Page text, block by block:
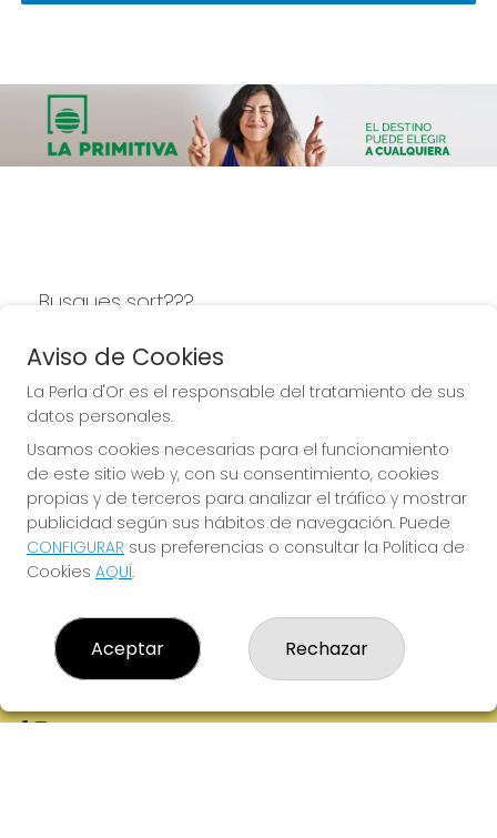
Busques sort???
LA PERLA D'OR
LA PERLA D'OR
¿Quiénes somos?
Comprar lotería
Resultados
Contacto
Empresas
Registro
Aviso de Cookies
La Perla d'Or es el responsable del tratamiento de sus
datos personales.
Usamos cookies necesarias para el funcionamiento
de este sitio web y, con su consentimiento, cookies
propias y de terceros para analizar el tráfico y mostrar
publicidad según sus hábitos de navegación. Puede
CONFIGURAR sus preferencias o consultar la Política de
Cookies AQUÍ.
Aceptar Rechazar